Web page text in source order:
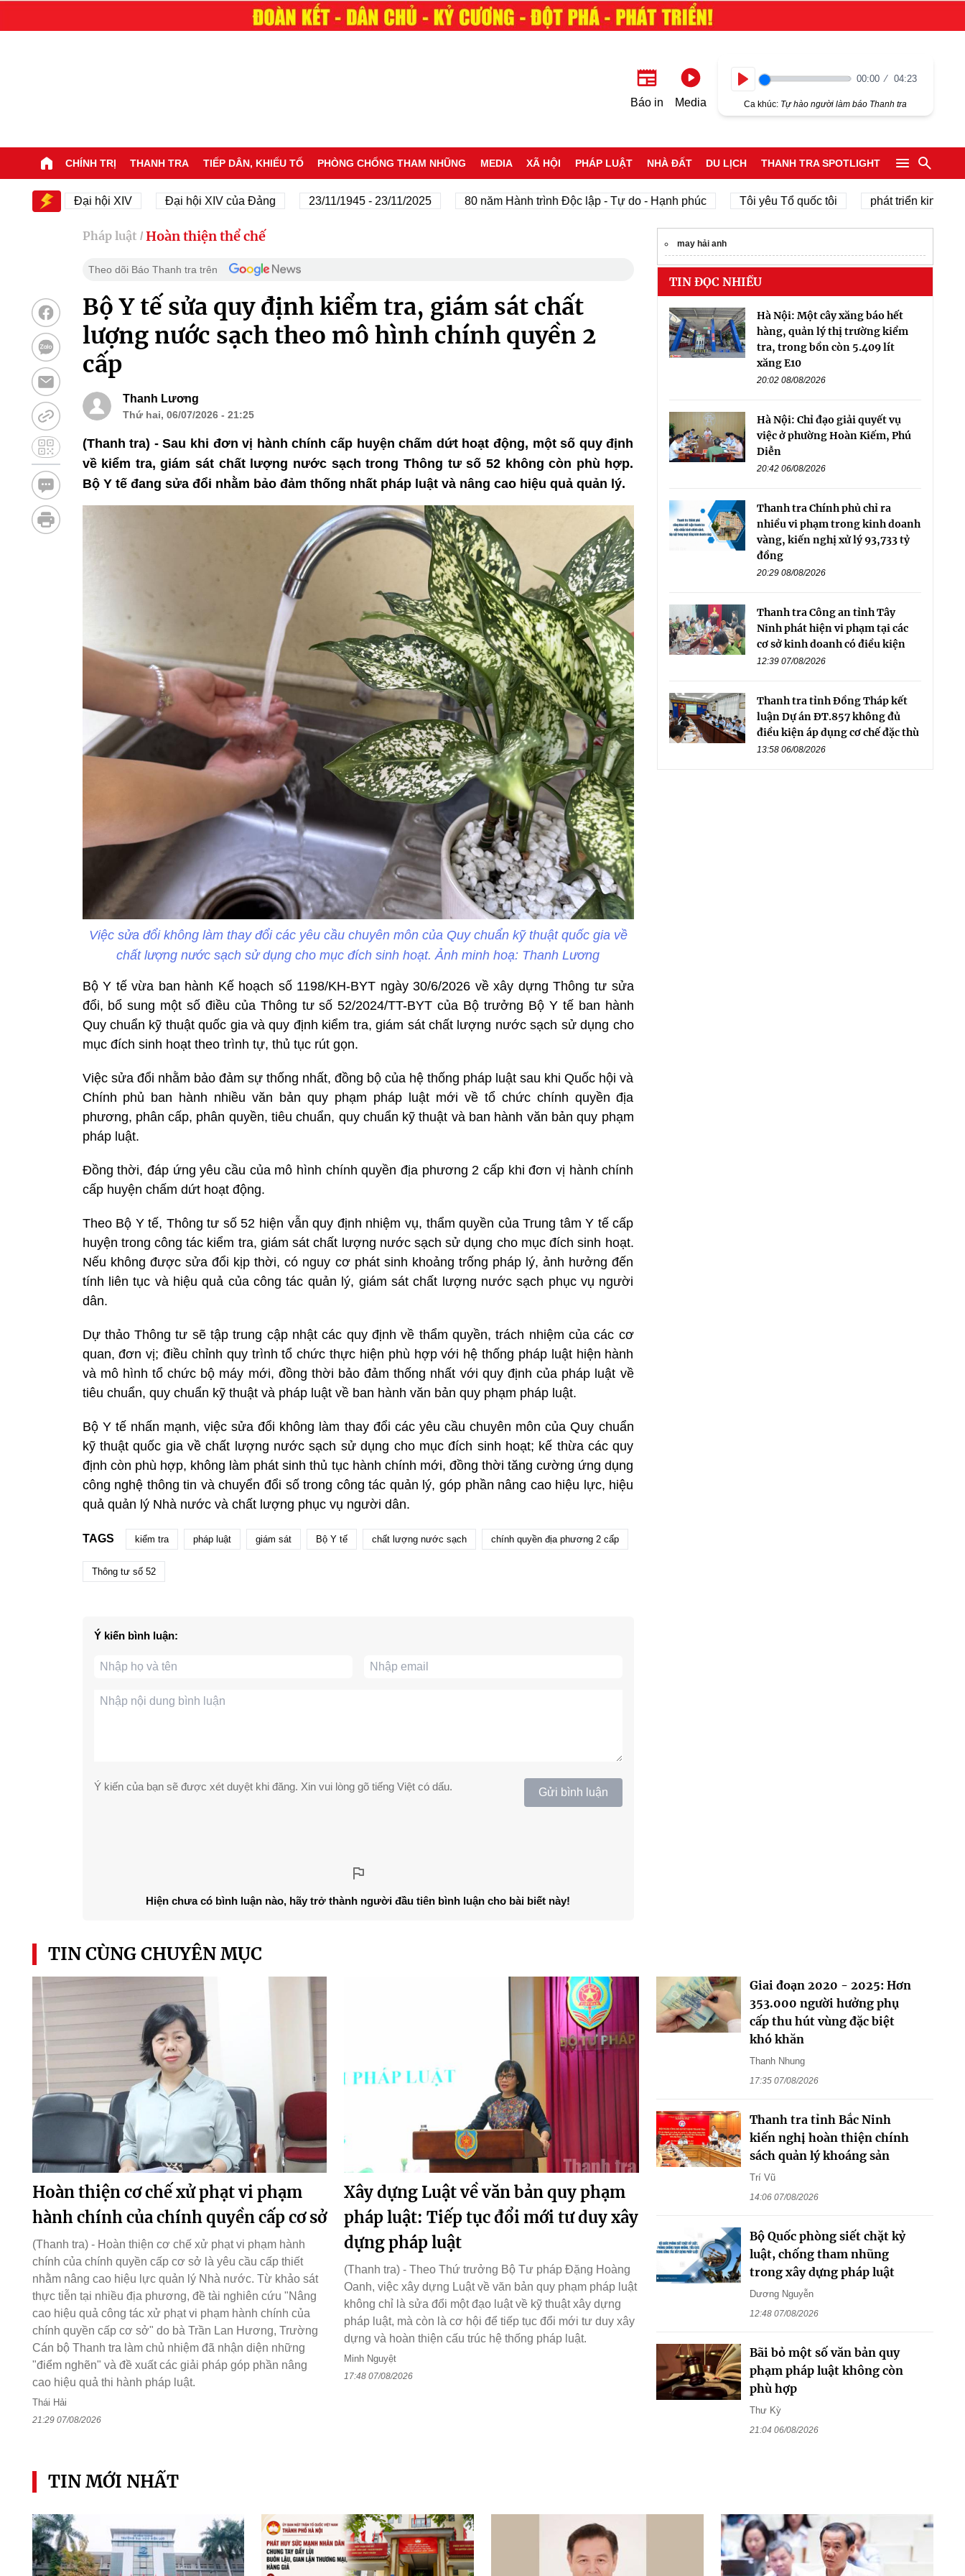
Báo in Media
00:00 04:23
Ca khúc: Tự hào người làm báo Thanh tra
CHÍNH TRỊ THANH TRA TIẾP DÂN, KHIẾU TỐ PHÒNG CHỐNG THAM NHŨNG MEDIA XÃ HỘI PHÁP LUẬT NHÀ ĐẤT DU LỊCH THANH TRA SPOTLIGHT
Đại hội XIV Đại hội XIV của Đảng 23/11/1945 - 23/11/2025 80 năm Hành trình Độc lập - Tự do - Hạnh phúc Tôi yêu Tổ quốc tôi phát triển kinh tế tư nhân
Pháp luật / Hoàn thiện thể chế
Theo dõi Báo Thanh tra trên
Bộ Y tế sửa quy định kiểm tra, giám sát chất
lượng nước sạch theo mô hình chính quyền 2
cấp
Thanh Lương
Thứ hai, 06/07/2026 - 21:25
(Thanh tra) - Sau khi đơn vị hành chính cấp huyện chấm dứt hoạt động, một số quy định
về kiểm tra, giám sát chất lượng nước sạch trong Thông tư số 52 không còn phù hợp.
Bộ Y tế đang sửa đổi nhằm bảo đảm thống nhất pháp luật và nâng cao hiệu quả quản lý.
Việc sửa đổi không làm thay đổi các yêu cầu chuyên môn của Quy chuẩn kỹ thuật quốc gia về
chất lượng nước sạch sử dụng cho mục đích sinh hoạt. Ảnh minh hoạ: Thanh Lương
Bộ Y tế vừa ban hành Kế hoạch số 1198/KH-BYT ngày 30/6/2026 về xây dựng Thông tư sửa
đổi, bổ sung một số điều của Thông tư số 52/2024/TT-BYT của Bộ trưởng Bộ Y tế ban hành
Quy chuẩn kỹ thuật quốc gia và quy định kiểm tra, giám sát chất lượng nước sạch sử dụng cho
mục đích sinh hoạt theo trình tự, thủ tục rút gọn.
Việc sửa đổi nhằm bảo đảm sự thống nhất, đồng bộ của hệ thống pháp luật sau khi Quốc hội và
Chính phủ ban hành nhiều văn bản quy phạm pháp luật mới về tổ chức chính quyền địa
phương, phân cấp, phân quyền, tiêu chuẩn, quy chuẩn kỹ thuật và ban hành văn bản quy phạm
pháp luật.
Đồng thời, đáp ứng yêu cầu của mô hình chính quyền địa phương 2 cấp khi đơn vị hành chính
cấp huyện chấm dứt hoạt động.
Theo Bộ Y tế, Thông tư số 52 hiện vẫn quy định nhiệm vụ, thẩm quyền của Trung tâm Y tế cấp
huyện trong công tác kiểm tra, giám sát chất lượng nước sạch sử dụng cho mục đích sinh hoạt.
Nếu không được sửa đổi kịp thời, có nguy cơ phát sinh khoảng trống pháp lý, ảnh hưởng đến
tính liên tục và hiệu quả của công tác quản lý, giám sát chất lượng nước sạch phục vụ người
dân.
Dự thảo Thông tư sẽ tập trung cập nhật các quy định về thẩm quyền, trách nhiệm của các cơ
quan, đơn vị; điều chỉnh quy trình tổ chức thực hiện phù hợp với hệ thống pháp luật hiện hành
và mô hình tổ chức bộ máy mới, đồng thời bảo đảm thống nhất với quy định của pháp luật về
tiêu chuẩn, quy chuẩn kỹ thuật và pháp luật về ban hành văn bản quy phạm pháp luật.
Bộ Y tế nhấn mạnh, việc sửa đổi không làm thay đổi các yêu cầu chuyên môn của Quy chuẩn
kỹ thuật quốc gia về chất lượng nước sạch sử dụng cho mục đích sinh hoạt; kế thừa các quy
định còn phù hợp, không làm phát sinh thủ tục hành chính mới, đồng thời tăng cường ứng dụng
công nghệ thông tin và chuyển đổi số trong công tác quản lý, góp phần nâng cao hiệu lực, hiệu
quả quản lý Nhà nước và chất lượng phục vụ người dân.
TAGS kiểm tra pháp luật giám sát Bộ Y tế chất lượng nước sạch chính quyền địa phương 2 cấp
Thông tư số 52
Ý kiến bình luận:
Ý kiến của bạn sẽ được xét duyệt khi đăng. Xin vui lòng gõ tiếng Việt có dấu. Gửi bình luận
Hiện chưa có bình luận nào, hãy trở thành người đầu tiên bình luận cho bài biết này!
may hải anh
TIN ĐỌC NHIỀU
Hà Nội: Một cây xăng báo hết
hàng, quản lý thị trường kiểm
tra, trong bồn còn 5.409 lít
xăng E10
20:02 08/08/2026
Hà Nội: Chỉ đạo giải quyết vụ
việc ở phường Hoàn Kiếm, Phú
Diễn
20:42 06/08/2026
Thanh tra Chính phủ chỉ ra
nhiều vi phạm trong kinh doanh
vàng, kiến nghị xử lý 93,733 tỷ
đồng
20:29 08/08/2026
Thanh tra Công an tỉnh Tây
Ninh phát hiện vi phạm tại các
cơ sở kinh doanh có điều kiện
12:39 07/08/2026
Thanh tra tỉnh Đồng Tháp kết
luận Dự án ĐT.857 không đủ
điều kiện áp dụng cơ chế đặc thù
13:58 06/08/2026
TIN CÙNG CHUYÊN MỤC
Hoàn thiện cơ chế xử phạt vi phạm
hành chính của chính quyền cấp cơ sở
(Thanh tra) - Hoàn thiện cơ chế xử phạt vi phạm hành
chính của chính quyền cấp cơ sở là yêu cầu cấp thiết
nhằm nâng cao hiệu lực quản lý Nhà nước. Từ khảo sát
thực tiễn tại nhiều địa phương, đề tài nghiên cứu "Nâng
cao hiệu quả công tác xử phạt vi phạm hành chính của
chính quyền cấp cơ sở" do bà Trần Lan Hương, Trường
Cán bộ Thanh tra làm chủ nhiệm đã nhận diện những
"điểm nghẽn" và đề xuất các giải pháp góp phần nâng
cao hiệu quả thi hành pháp luật.
Thái Hải
21:29 07/08/2026
Xây dựng Luật về văn bản quy phạm
pháp luật: Tiếp tục đổi mới tư duy xây
dựng pháp luật
(Thanh tra) - Theo Thứ trưởng Bộ Tư pháp Đặng Hoàng
Oanh, việc xây dựng Luật về văn bản quy phạm pháp luật
không chỉ là sửa đổi một đạo luật về kỹ thuật xây dựng
pháp luật, mà còn là cơ hội để tiếp tục đổi mới tư duy xây
dựng và hoàn thiện cấu trúc hệ thống pháp luật.
Minh Nguyệt
17:48 07/08/2026
Giai đoạn 2020 - 2025: Hơn
353.000 người hưởng phụ
cấp thu hút vùng đặc biệt
khó khăn
Thanh Nhung
17:35 07/08/2026
Thanh tra tỉnh Bắc Ninh
kiến nghị hoàn thiện chính
sách quản lý khoáng sản
Trí Vũ
14:06 07/08/2026
Bộ Quốc phòng siết chặt kỷ
luật, chống tham nhũng
trong xây dựng pháp luật
Dương Nguyễn
12:48 07/08/2026
Bãi bỏ một số văn bản quy
phạm pháp luật không còn
phù hợp
Thư Kỳ
21:04 06/08/2026
TIN MỚI NHẤT